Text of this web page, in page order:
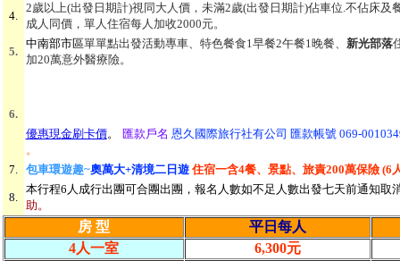
4.
2歲以上(出發日期計)視同大人價，未滿2歲(出發日期計)佔車位.不佔床
成人同價，單人住宿每人加收2000元。
5.
中南部市區單單點出發活動專車、特色餐食1早餐2午餐1晚餐、 新光部落
加20萬意外醫療險。
6.
優惠現金刷卡價。 匯款戶名 恩久國際旅行社有公司 匯款帳號 069-
。
7.
包車環遊趣~奧萬大+清境二日遊住宿一含4餐、景點、旅責200萬保險 (6
8.
本行程6人成行出團可合團出團，報名人數如不足人數出發七天前通知取
助。
房 型
平日每人
4人一室
6,300元